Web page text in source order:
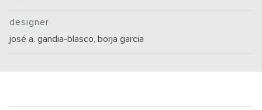
designer
josé a. gandia-blasco, borja garcia